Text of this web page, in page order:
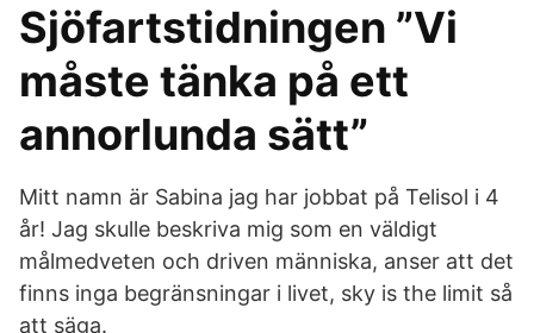
Sjöfartstidningen ”Vi
måste tänka på ett
annorlunda sätt”
Mitt namn är Sabina jag har jobbat på Telisol i 4
år! Jag skulle beskriva mig som en väldigt
målmedveten och driven människa, anser att det
finns inga begränsningar i livet, sky is the limit så
att säga.